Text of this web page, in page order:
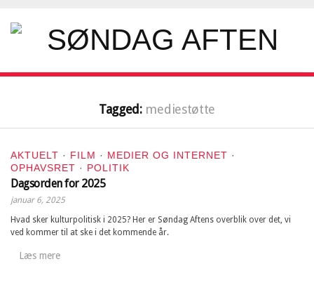
Tagged: mediestøtte
AKTUELT · FILM · MEDIER OG INTERNET ·
OPHAVSRET · POLITIK
Dagsorden for 2025
januar 6, 2025
Hvad sker kulturpolitisk i 2025? Her er Søndag Aftens overblik over det, vi
ved kommer til at ske i det kommende år.
Læs mere